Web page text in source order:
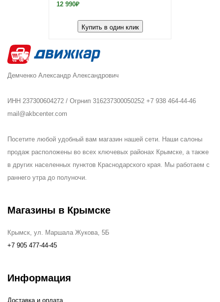
12 990₽
Купить в один клик
Демченко Александр Александрович
ИНН 237300604272 / Огрнип 316237300050252 +7 938 464-44-46
mail@akbcenter.com
Посетите любой удобный вам магазин нашей сети. Наши салоны
продаж расположены во всех ключевых районах Крымске, а также
в других населенных пунктов Краснодарского края. Мы работаем с
раннего утра до полуночи.
Магазины в Крымске
Крымск, ул. Маршала Жукова, 5Б
+7 905 477-44-45
Информация
Доставка и оплата